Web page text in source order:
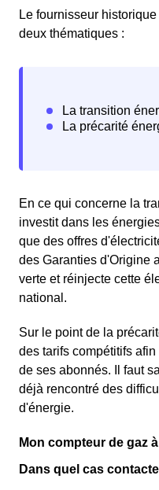
Le fournisseur
deux thématiques :
En ce qui concerne la
investit dans les
que des offres
des Garanties d'Origine
verte et réinjecte cette
national.
Sur le point de la
des tarifs compétitifs
de ses abonnés. Il faut
déjà rencontré des
d'énergie.
Mon compteur de gaz
Dans quel cas